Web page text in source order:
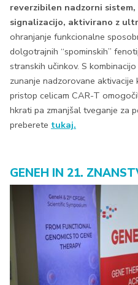
reverzibilen nadzorni
signalizacijo, aktivirano z
ohranjanje funkcionalne
dolgotrajnih “spominskih”
stranskih učinkov. S
zunanje nadzorovane
pristop celicam CAR-T
hkrati pa zmanjšal tveganje za
preberete tukaj.
GENEH IN 21.